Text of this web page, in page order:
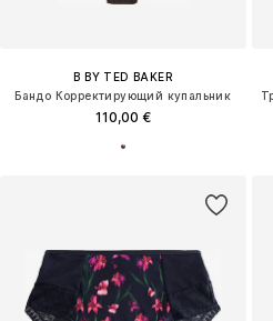
B BY TED BAKER
Бандо Корректирующий купальник
110,00 €